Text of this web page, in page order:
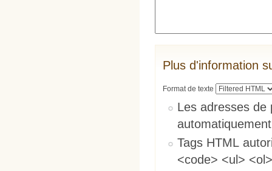
Plus d'information
Format de texte
Les adresses de
Tags HTML
<code> <ul>